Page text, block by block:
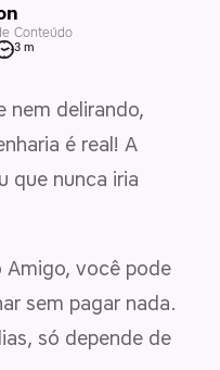
Conteúdo
3 m
nem delirando,
é real! A
que nunca iria
Amigo, você pode
sem pagar nada.
só depende de